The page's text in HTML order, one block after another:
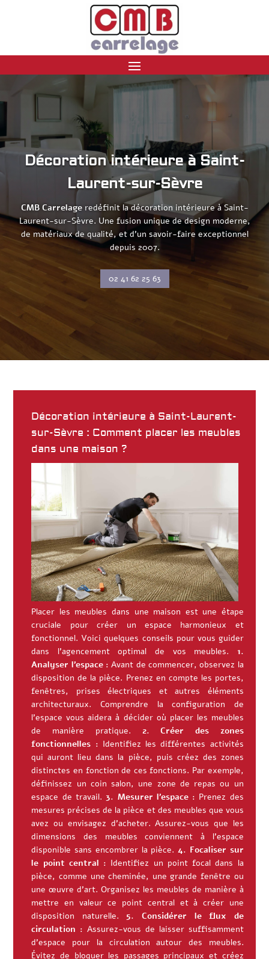
Décoration intérieure à Saint-
Laurent-sur-Sèvre
CMB Carrelageredéfinit la décoration intérieure à Saint-
Laurent-sur-Sèvre. Une fusion unique de design moderne,
de matériaux de qualité, et d’un savoir-faire exceptionnel
depuis 2007.
02 41 62 25 63
Décoration intérieure à Saint-Laurent-
sur-Sèvre : Comment placer les meubles
dans une maison ?
Placer les meubles dans une maison est une étape
cruciale pour créer un espace harmonieux et
fonctionnel. Voici quelques conseils pour vous guider
dans l’agencement optimal de vos meubles. 1.
Analyser l’espace : Avant de commencer, observez la
disposition de la pièce. Prenez en compte les portes,
fenêtres, prises électriques et autres éléments
architecturaux. Comprendre la configuration de
l’espace vous aidera à décider où placer les meubles
de manière pratique. 2. Créer des zones
fonctionnelles : Identifiez les différentes activités
qui auront lieu dans la pièce, puis créez des zones
distinctes en fonction de ces fonctions. Par exemple,
définissez un coin salon, une zone de repas ou un
espace de travail. 3. Mesurer l’espace : Prenez des
mesures précises de la pièce et des meubles que vous
avez ou envisagez d’acheter. Assurez-vous que les
dimensions des meubles conviennent à l’espace
disponible sans encombrer la pièce.4. Focaliser sur
le point central : Identifiez un point focal dans la
pièce, comme une cheminée, une grande fenêtre ou
une œuvre d’art. Organisez les meubles de manière à
mettre en valeur ce point central et à créer une
disposition naturelle. 5. Considérer le flux de
circulation : Assurez-vous de laisser suffisamment
d’espace pour la circulation autour des meubles.
Évitez de bloquer les passages principaux et créez